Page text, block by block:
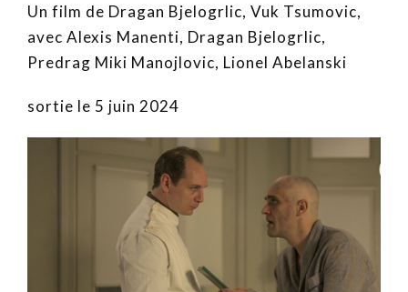
Un film de Dragan Bjelogrlic, Vuk Tsumovic,
avec Alexis Manenti, Dragan Bjelogrlic,
Predrag Miki Manojlovic, Lionel Abelanski
sortie le 5 juin 2024